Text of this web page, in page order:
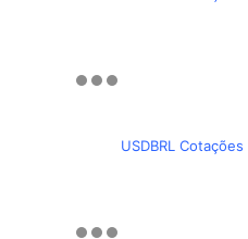
USDBRL Cotações